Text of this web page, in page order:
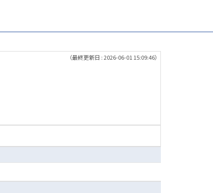
（最終更新日 : 2026-06-01 15:09:46）